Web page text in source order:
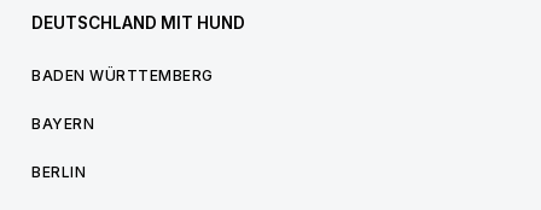
DEUTSCHLAND MIT HUND
BADEN WÜRTTEMBERG
BAYERN
BERLIN